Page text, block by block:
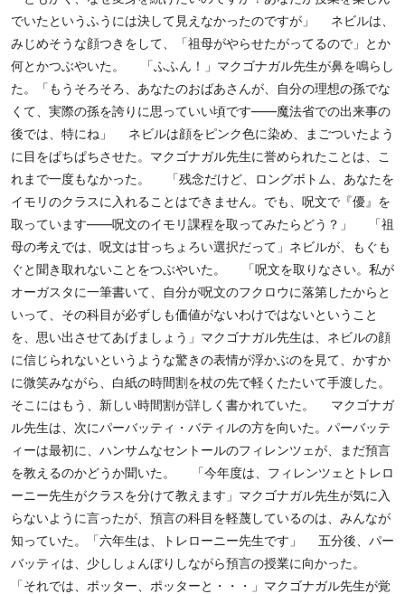
でいたというふうには決して見えなかったのですが」 ネビルは、
みじめそうな顔つきをして、「祖母がやらせたがってるので」とか
何とかつぶやいた。 「ふふん！」マクゴナガル先生が鼻を鳴らし
た。「もうそろそろ、あなたのおばあさんが、自分の理想の孫でな
くて、実際の孫を誇りに思っていい頃です――魔法省での出来事の
後では、特にね」 ネビルは顔をピンク色に染め、まごついたよう
に目をぱちぱちさせた。マクゴナガル先生に誉められたことは、こ
れまで一度もなかった。 「残念だけど、ロングボトム、あなたを
イモリのクラスに入れることはできません。でも、呪文で『優』を
取っています――呪文のイモリ課程を取ってみたらどう？」 「祖
母の考えでは、呪文は甘っちょろい選択だって」ネビルが、もぐも
ぐと聞き取れないことをつぶやいた。 「呪文を取りなさい。私が
オーガスタに一筆書いて、自分が呪文のフクロウに落第したからと
いって、その科目が必ずしも価値がないわけではないということ
を、思い出させてあげましょう」マクゴナガル先生は、ネビルの顔
に信じられないというような驚きの表情が浮かぶのを見て、かすか
に微笑みながら、白紙の時間割を杖の先で軽くたたいて手渡した。
そこにはもう、新しい時間割が詳しく書かれていた。 マクゴナガ
ル先生は、次にパーバッティ・バティルの方を向いた。パーバッテ
ィーは最初に、ハンサムなセントールのフィレンツェが、まだ預言
を教えるのかどうか聞いた。 「今年度は、フィレンツェとトレロ
ーニー先生がクラスを分けて教えます」マクゴナガル先生が気に入
らないように言ったが、預言の科目を軽蔑しているのは、みんなが
知っていた。「六年生は、トレローニー先生です」 五分後、パー
バッティは、少ししょんぼりしながら預言の授業に向かった。
「それでは、ポッター、ポッターと・・・」マクゴナガル先生が覚